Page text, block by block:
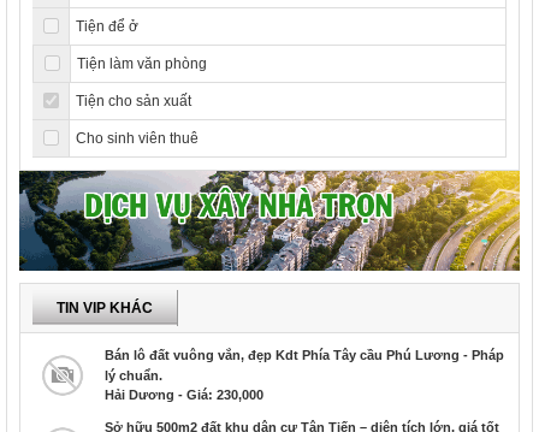
Tiện để ở
Tiện làm văn phòng
Tiện cho sản xuất
Cho sinh viên thuê
TIN VIP KHÁC
Bán lô đất vuông vắn, đẹp Kdt Phía Tây cầu Phú Lương - Pháp
lý chuẩn.
Hải Dương - Giá: 230,000
Sở hữu 500m2 đất khu dân cư Tân Tiến – diện tích lớn, giá tốt